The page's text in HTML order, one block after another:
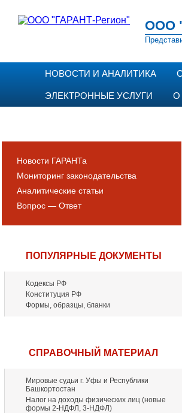
ООО
НОВОСТИ И АНАЛИТИКА
ЭЛЕКТРОННЫЕ УСЛУГИ О
Новости ГАРАНТа
Мониторинг законодательства
Аналитические статьи
Вопрос — Ответ
ПОПУЛЯРНЫЕ ДОКУМЕНТЫ
Кодексы РФ
Конституция РФ
Формы, образцы, бланки
СПРАВОЧНЫЙ МАТЕРИАЛ
Мировые судьи г. Уфы и Республики
Башкортостан
Налог на доходы физических лиц (новые
формы 2-НДФЛ, 3-НДФЛ)